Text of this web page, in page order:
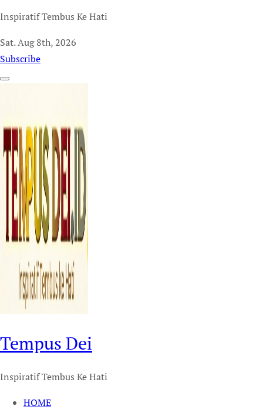
Inspiratif Tembus Ke Hati
Sat. Aug 8th, 2026
Subscribe
Tempus Dei
Inspiratif Tembus Ke Hati
HOME